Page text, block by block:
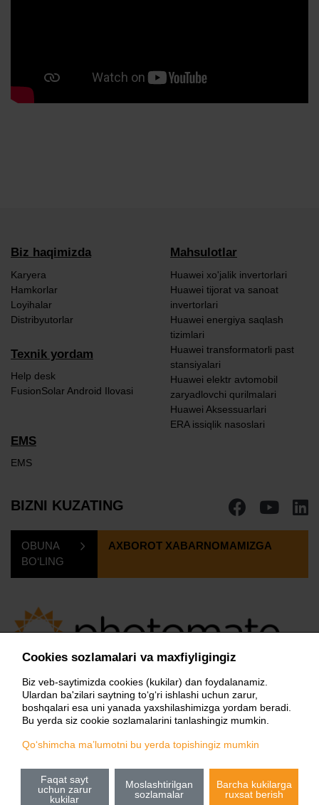
Biz haqimizda
Karyera
Hamkorlar
Loyihalar
Distribyutorlar
Texnik yordam
Help desk
FusionSolar Android Ilovasi
Mahsulotlar
Huawei xo'jalik invertorlari
Huawei tijorat va sanoat
invertorlari
Huawei energiya saqlash
tizimlari
Huawei transformatorli past
stansiyalari
Huawei elektr avtomobil
zaryadlovchi qurilmalari
Huawei Aksessuarlari
ERA issiqlik nasoslari
EMS
EMS
BIZNI KUZATING
OBUNA
BO‘LING
AXBOROT XABARNOMAMIZGA
Shayxantoxur district, Zulfiyaxonim street, 12, 100128
Tashkent, Uzbekistan
Centralasia@photomate.eu
Shaxsiy ma'lumotlarni qayta ishlash prinsiplari
en ru cz hu
bg
Cookies sozlamalari va maxfiyligingiz
Biz veb-saytimizda cookies (kukilar) dan foydalanamiz.
Ulardan ba'zilari saytning to‘g‘ri ishlashi uchun zarur,
boshqalari esa uni yanada yaxshilashimizga yordam beradi.
Bu yerda siz cookie sozlamalarini tanlashingiz mumkin.
Qo‘shimcha ma’lumotni bu yerda topishingiz mumkin
Faqat sayt
uchun zarur
kukilar
Moslashtirilgan
sozlamalar
Barcha kukilarga
ruxsat berish